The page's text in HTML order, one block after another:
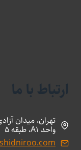
ارتباط با ما
تهران، میدان
واحد A1، طبقه 5